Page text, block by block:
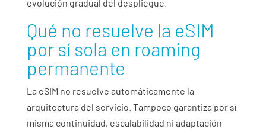
evolución gradual del despliegue.
Qué no resuelve la eSIM
por sí sola en roaming
permanente
La eSIM no resuelve automáticamente la
arquitectura del servicio. Tampoco garantiza por sí
misma continuidad, escalabilidad ni adaptación